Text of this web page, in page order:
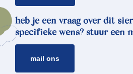
heb je een vraag over dit
specifieke wens? stuur een
mail ons